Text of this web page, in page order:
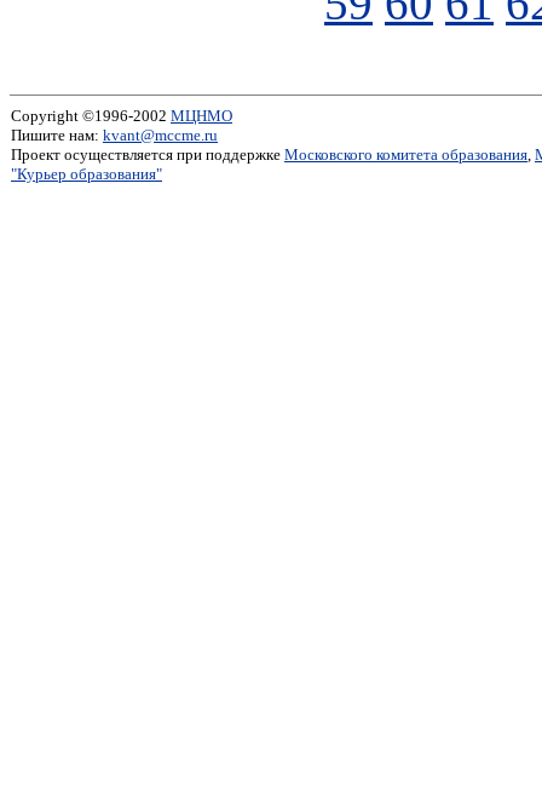
Copyright ©1996-2002 МЦНМО
Пишите нам: kvant@mccme.ru
Проект осуществляется при поддержке Московского комитета образования,
"Курьер образования"